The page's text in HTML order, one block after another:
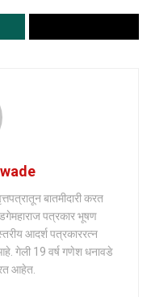
बातमीदारी करत
पत्रकार भूषण
आदर्श पत्रकाररत्न
गेली 19 वर्ष गणेश धनावडे
आहेत.